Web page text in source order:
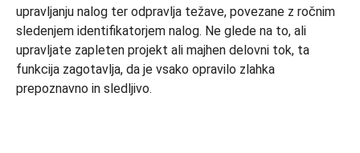
upravljanju nalog ter odpravlja težave, povezane z ročnim
sledenjem identifikatorjem nalog. Ne glede na to, ali
upravljate zapleten projekt ali majhen delovni tok, ta
funkcija zagotavlja, da je vsako opravilo zlahka
prepoznavno in sledljivo.